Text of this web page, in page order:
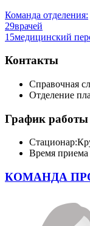
Команда отделения:
29врачей
15медицинский
Контакты
Справочная
Отделение
График работы
Стационар:
Время
КОМАНДА